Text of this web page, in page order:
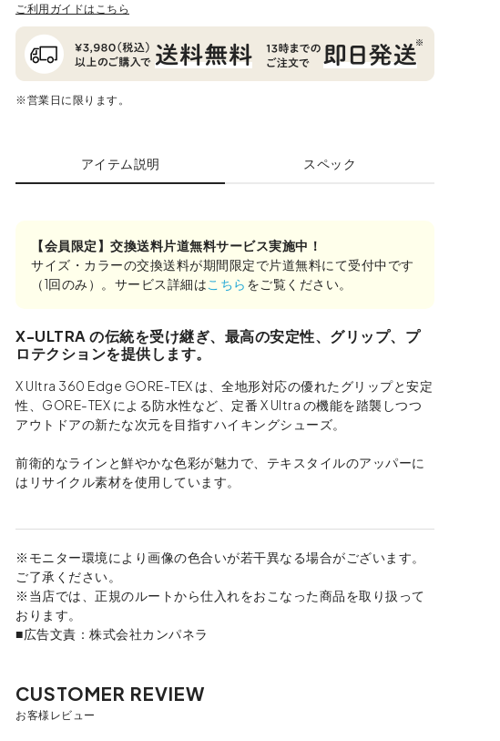
ご利用ガイドはこちら
※営業日に限ります。
アイテム説明 スペック
【会員限定】交換送料片道無料サービス実施中！
サイズ・カラーの交換送料が期間限定で片道無料にて受付中です
（1回のみ）。サービス詳細は こちら をご覧ください。
X-ULTRA の伝統を受け継ぎ、最高の安定性、グリップ、プ
ロテクションを提供します。
X Ultra 360 Edge GORE-TEX は、全地形対応の優れたグリップと安定
性、GORE-TEX による防水性など、定番 X Ultra の機能を踏襲しつつ
アウトドアの新たな次元を目指すハイキングシューズ。
前衛的なラインと鮮やかな色彩が魅力で、テキスタイルのアッパーに
はリサイクル素材を使用しています。
※モニター環境により画像の色合いが若干異なる場合がございます。
ご了承ください。
※当店では、正規のルートから仕入れをおこなった商品を取り扱って
おります。
■広告文責：株式会社カンパネラ